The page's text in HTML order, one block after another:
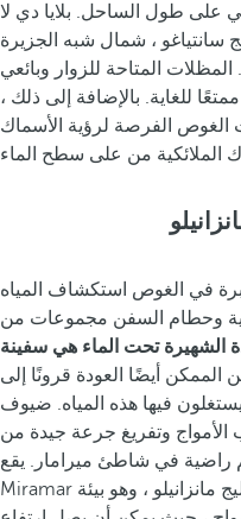
على طول الساحل. بلايا دي لا
سانتياغو ، شمال شبه الجزيرة
المتاحة للزوار وبائعي
للغاية. بالإضافة إلى ذلك ،
الفرصة لرؤية الأسماك
في الغوص استكشاف المياه
وحطام السفن مجموعات من
الشهيرة تحت الماء هي سفينة
الممكن أيضًا العودة قرونًا إلى
يستغلون فيها هذه المياه. ضيوف
الأمواج وتفريغ جرعة جيدة من
راضية في شاطئ ميرامار. يقع
Miramar بالقرب من الطرف الجنوبي لخليج مانزانيلو ، وهو بيئة